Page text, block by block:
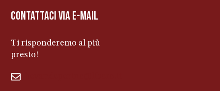
contattaci via e-mail
Ti risponderemo al più
presto!